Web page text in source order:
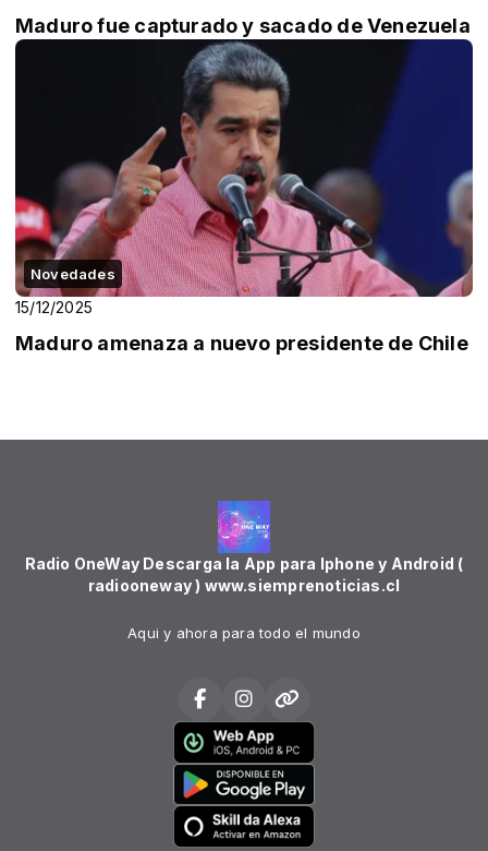
Maduro fue capturado y sacado de Venezuela
Novedades
15/12/2025
Maduro amenaza a nuevo presidente de Chile
Radio OneWay Descarga la App para Iphone y Android (
radiooneway ) www.siemprenoticias.cl
Aqui y ahora para todo el mundo